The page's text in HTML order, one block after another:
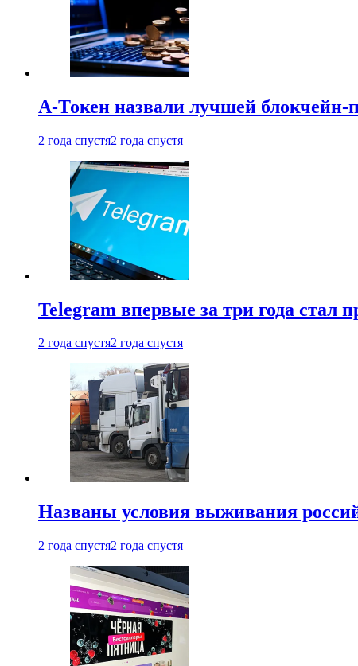
А-Токен назвали лучшей
2 года спустя2 года спустя
Telegram впервые за три года стал
2 года спустя2 года спустя
Названы условия выживания
2 года спустя2 года спустя